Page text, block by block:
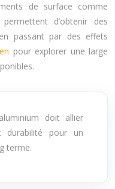
de surface comme
d’obtenir des
passant par des effets
pour explorer une large
doit allier
durabilité pour un
terme.